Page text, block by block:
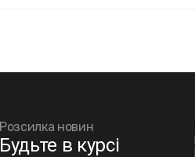
Розсилка новин
Будьте в курсі